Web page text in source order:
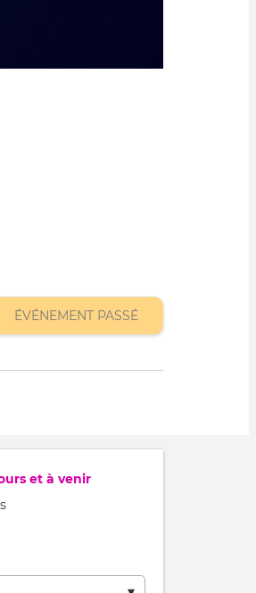
ÉVÉNEMENT PASSÉ
et à venir